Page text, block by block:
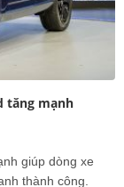
tăng mạnh
giúp dòng xe
thành công.